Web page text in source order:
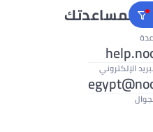
لمساعدتك
الإلكتروني